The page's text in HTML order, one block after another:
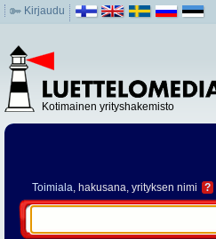
Kirjaudu
Kotimainen yrityshakemisto
Toimiala, hakusana, yrityksen nimi ?